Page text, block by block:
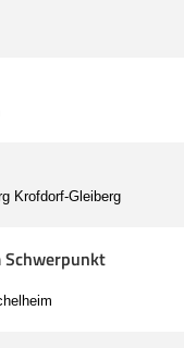
Krofdorf-Gleiberg